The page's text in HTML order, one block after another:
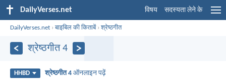
DailyVerses.net विषय सदस्यता लेने के
DailyVerses.net ›बाइबिल की किताबें›श्रेष्ठगीत
श्रेष्ठगीत 4
HHBD श्रेष्ठगीत 4 ऑनलाइन पढ़ें